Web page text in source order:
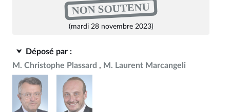
NON SOUTENU
(mardi 28 novembre 2023)
Déposé par :
M. Christophe Plassard
M. Laurent Marcangeli